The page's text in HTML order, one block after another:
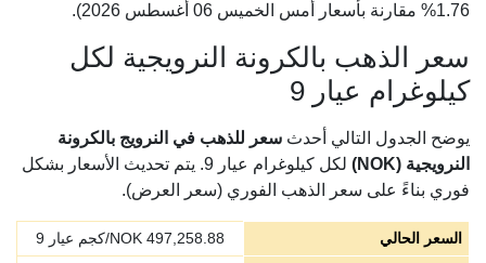
1.76% مقارنة بأسعار أمس الخميس 06 أغسطس 2026).
سعر الذهب بالكرونة النرويجية لكل
كيلوغرام عيار 9
يوضح الجدول التالي أحدث سعر للذهب في النرويج بالكرونة
النرويجية (NOK)
لكل كيلوغرام عيار 9. يتم تحديث الأسعار بشكل
فوري بناءً على سعر الذهب الفوري (سعر العرض).
السعر الحالي 497,258.88